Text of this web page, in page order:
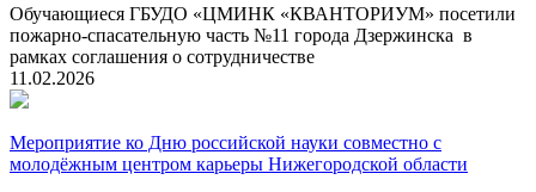
Обучающиеся ГБУДО «ЦМИНК «КВАНТОРИУМ» посетили
пожарно-спасательную часть №11 города Дзержинска в
рамках соглашения о сотрудничестве
11.02.2026
Мероприятие ко Дню российской науки совместно с
молодёжным центром карьеры Нижегородской области